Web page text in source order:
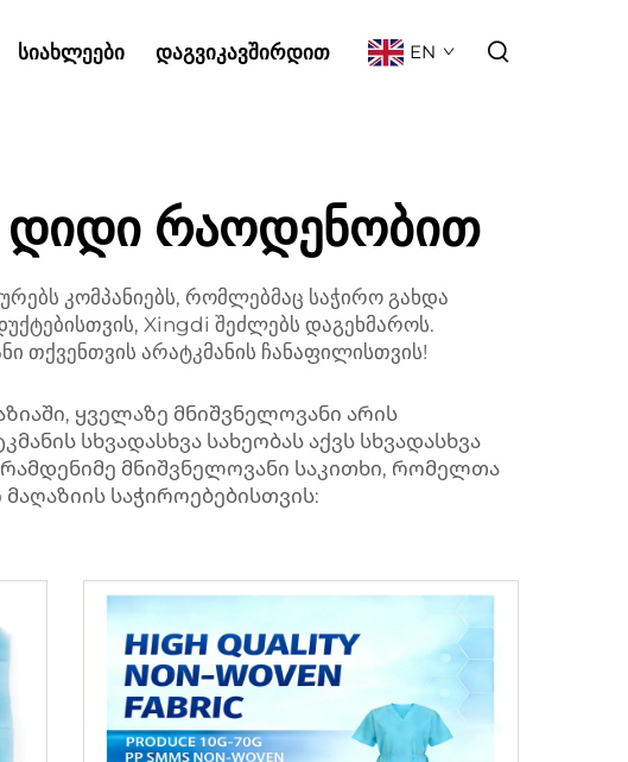
ᲡᲘᲐᲮᲚᲔᲔᲑᲘ ᲓᲐᲒᲕᲘᲙᲐᲕᲨᲘᲠᲓᲘᲗ EN
დიდი რაოდენობით
კომპანიებს, რომლებმაც საჭირო გახდა
Xingdi შეძლებს დაგეხმაროს.
თქვენთვის არატკმანის ჩანაფილისთვის!
ყველაზე მნიშვნელოვანი არის
სხვადასხვა სახეობას აქვს სხვადასხვა
მნიშვნელოვანი საკითხი, რომელთა
საჭიროებებისთვის: